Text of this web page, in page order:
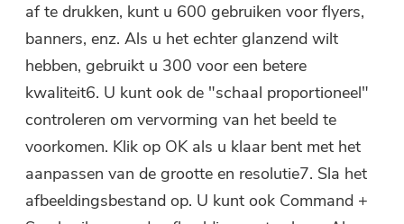
af te drukken, kunt u 600 gebruiken voor flyers,
banners, enz. Als u het echter glanzend wilt
hebben, gebruikt u 300 voor een betere
kwaliteit6. U kunt ook de "schaal proportioneel"
controleren om vervorming van het beeld te
voorkomen. Klik op OK als u klaar bent met het
aanpassen van de grootte en resolutie7. Sla het
afbeeldingsbestand op. U kunt ook Command +